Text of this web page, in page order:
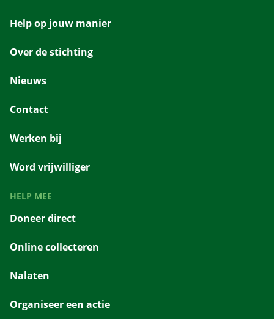
Help op jouw manier
Over de stichting
Nieuws
Contact
Werken bij
Word vrijwilliger
HELP MEE
Doneer direct
Online collecteren
Nalaten
Organiseer een actie